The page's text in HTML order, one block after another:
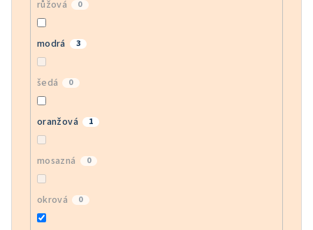
růžová 0
modrá 3
šedá 0
oranžová 1
mosazná 0
okrová 0